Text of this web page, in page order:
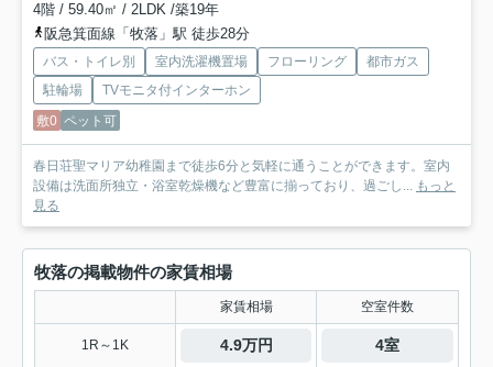
4階 / 59.40㎡ / 2LDK /築19年
阪急箕面線「牧落」駅 徒歩28分
バス・トイレ別 室内洗濯機置場 フローリング
都市ガス
駐輪場
TVモニタ付インターホン
敷0 ペット可
春日荘聖マリア幼稚園まで徒歩6分と気軽に通うことができます。室内
設備は洗面所独立・浴室乾燥機など豊富に揃っており、過ごし... もっと
見る
牧落の掲載物件の家賃相場
家賃相場 空室件数
1R～1K 4.9万円 4室